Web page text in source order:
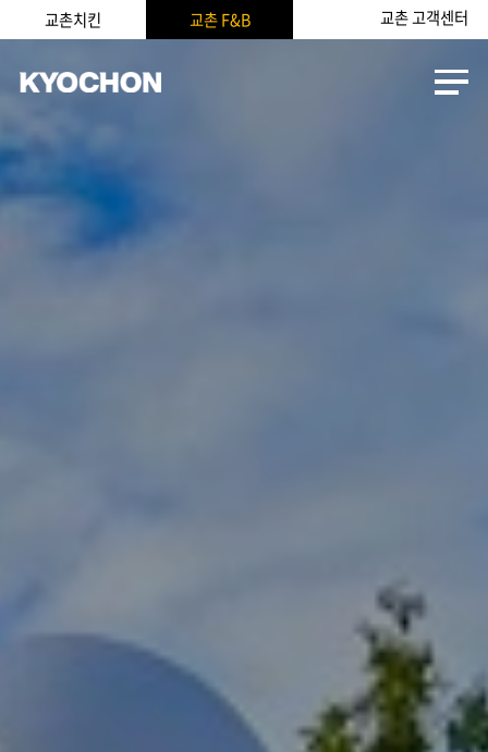
교촌치킨 교촌 F&B 교촌 고객센터